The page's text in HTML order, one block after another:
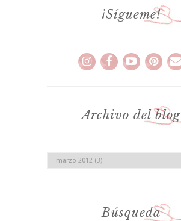
¡Sígueme!
Archivo del blog
Búsqueda